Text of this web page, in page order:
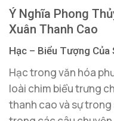
Ý Nghĩa Phong
Xuân Thanh Cao
Hạc – Biểu Tượng
Hạc trong văn hóa
loài chim biểu trưng
thanh cao và sự